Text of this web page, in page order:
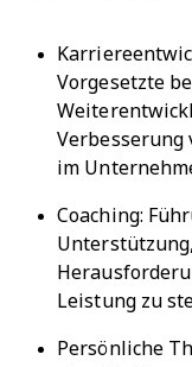
Vorgesetzte
Verbesserung
im
Coaching:
Leistung zu
Persönliche